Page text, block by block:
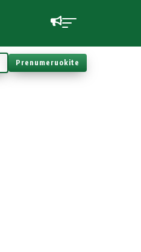
Prenumeruokite